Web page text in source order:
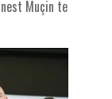
Muçin te